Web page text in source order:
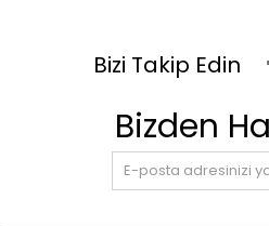
Bizi Takip Edin
Bizden